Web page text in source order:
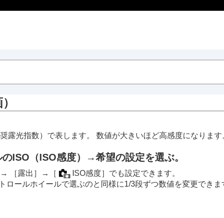
ト）を合わせる
露光指数）で表します。 数値が大きいほど高感度になります
ISO（ISO感度）→希望の設定を選ぶ。
→ ［露出］ → ［ ISO感度］ でも設定できます。
ロールホイールで選ぶのと同様に1/3段ずつ数値を変更でき